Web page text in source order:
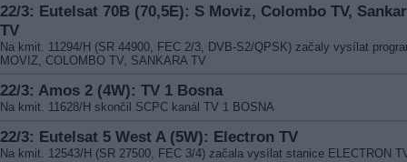
22/3: Eutelsat 70B (70,5E): S Moviz, Colombo TV,
TV
Na kmit. 11294/H (SR 44900, FEC 2/3, DVB-S2/QPSK) začaly vysílat
MOVIZ, COLOMBO TV, SANKARA TV
22/3: Amos 2 (4W): TV 1 Bosna
Na kmit. 11628/H skončil SCPC kanál TV 1 BOSNA
22/3: Eutelsat 5 West A (5W): Electron TV
Na kmit. 12543/H (SR 27500, FEC 3/4) začala vysílat stanice ELECTRON